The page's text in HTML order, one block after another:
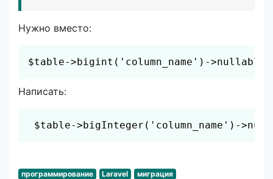
Нужно вместо:
$table->bigint('column_name')-Скопировать
Написать:
$table->bigInteger('column_name')-
Скопировать
программирование Laravel миграция